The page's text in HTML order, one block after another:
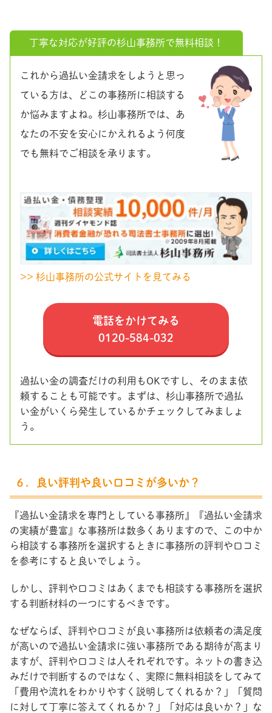
丁寧な対応が好評の杉山事務所で無料相談！
これから過払い金請求をしようと思っ
ている方は、どこの事務所に相談する
か悩みますよね。杉山事務所では、あ
なたの不安を安心にかえれるよう何度
でも無料でご相談を承ります。
>> 杉山事務所の公式サイトを見てみる
電話をかけてみる
0120-584-032
過払い金の調査だけの利用もOKですし、そのまま依
頼することも可能です。まずは、杉山事務所で過払
い金がいくら発生しているかチェックしてみましょ
う。
６．良い評判や良い口コミが多いか？
『過払い金請求を専門としている事務所』『過払い金請求
の実績が豊富』な事務所は数多くありますので、この中か
ら相談する事務所を選択するときに事務所の評判や口コミ
を参考にすると良いでしょう。
しかし、評判や口コミはあくまでも相談する事務所を選択
する判断材料の一つにするべきです。
なぜならば、評判や口コミが良い事務所は依頼者の満足度
が高いので過払い金請求に強い事務所である期待が高まり
ますが、評判や口コミは人それぞれです。ネットの書き込
みだけで判断するのではなく、実際に無料相談をしてみて
「費用や流れをわかりやすく説明してくれるか？」「質問
に対して丁寧に答えてくれるか？」「対応は良いか？」な